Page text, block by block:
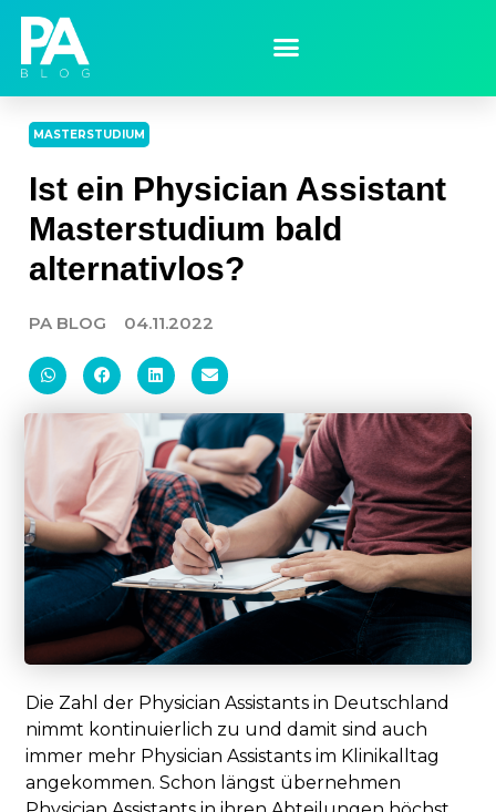
MASTERSTUDIUM
Ist ein Physician Assistant
Masterstudium bald
alternativlos?
PA BLOG 04.11.2022
Die Zahl der Physician Assistants in Deutschland
nimmt kontinuierlich zu und damit sind auch
immer mehr Physician Assistants im Klinikalltag
angekommen. Schon längst übernehmen